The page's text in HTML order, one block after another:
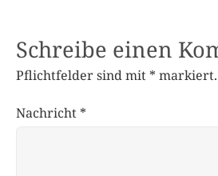
Schreibe einen
Pflichtfelder sind mit * markiert.
Nachricht *